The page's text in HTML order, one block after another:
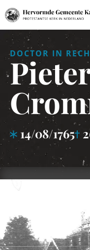
Ga
naar
inhoud
DOCTOR IN
14/08/1765